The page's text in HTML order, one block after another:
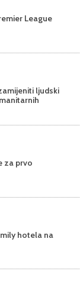
League
ljudski
za prvo
hotela na